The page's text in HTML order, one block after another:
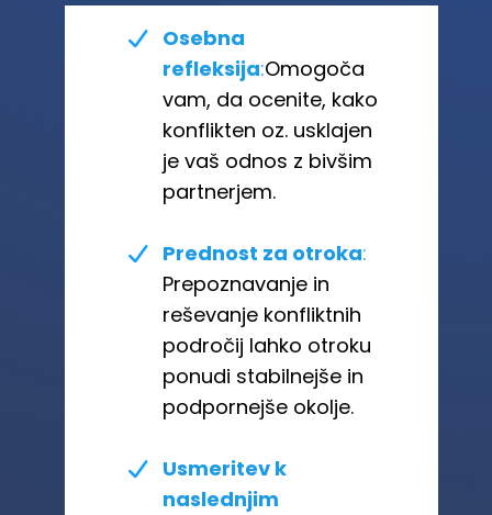
Osebna
refleksija:Omogoča
vam, da ocenite, kako
konflikten oz. usklajen
je vaš odnos z bivšim
partnerjem.
Prednost za otroka:
Prepoznavanje in
reševanje konfliktnih
področij lahko otroku
ponudi stabilnejše in
podpornejše okolje.
Usmeritev k
naslednjim